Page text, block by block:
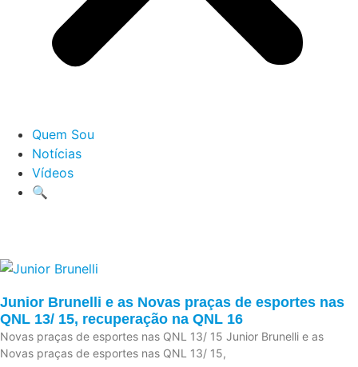
Quem Sou
Notícias
Vídeos
🔍
Junior Brunelli e as Novas praças de esportes nas
QNL 13/ 15, recuperação na QNL 16
Novas praças de esportes nas QNL 13/ 15 Junior Brunelli e as
Novas praças de esportes nas QNL 13/ 15,